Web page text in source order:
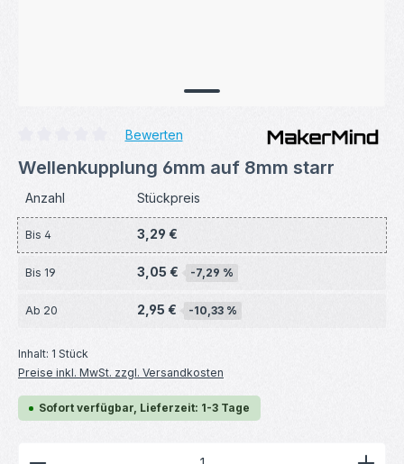
Bewerten
Wellenkupplung 6mm auf 8mm starr
Anzahl Stückpreis
Bis 4 3,29 €
Bis 19 3,05 € -7,29 %
Ab 20 2,95 € -10,33 %
Inhalt: 1 Stück
Preise inkl. MwSt. zzgl. Versandkosten
Sofort verfügbar, Lieferzeit: 1-3 Tage
Produkt Anzahl: Gib den gewünschten Wert ein